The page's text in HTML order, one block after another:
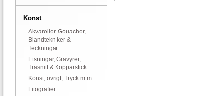
Konst
Akvareller, Gouacher,
Blandtekniker &
Teckningar
Etsningar, Gravyrer,
Träsnitt & Kopparstick
Konst, övrigt, Tryck m.m.
Litografier